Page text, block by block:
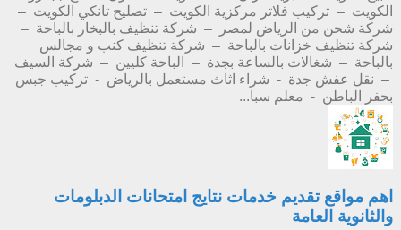
الكويت – تركيب فلاتر مركزية الكويت – تصليح تانكي الكويت –
شركة شحن من الرياض لمصر – شركة تنظيف بالبخار بالباحة –
شركة تنظيف خزانات بالباحة – شركة تنظيف كنب و مجالس
بالباحة – شغالات بالساعة بجدة – الباحة كليين – شركة السيف
– نقل عفش جدة - شراء اثاث مستعمل بالرياض - تركيب جبس
بحفر الباطن - معلم سبا...
اهم مواقع تقديم خدمات نتايج امتحانات الدبلومات
والثانوية العامة